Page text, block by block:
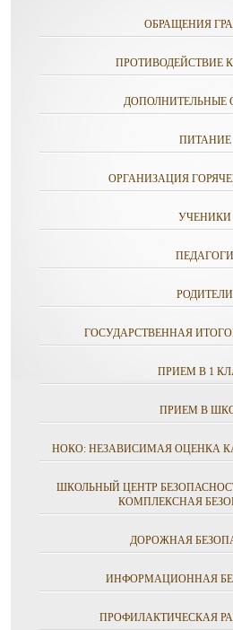
ОБРАЩЕНИЯ
ПРОТИВОДЕЙСТВИЕ
ДОПОЛНИТЕЛЬНЫЕ
ПИТАНИЕ
ОРГАНИЗАЦИЯ
УЧЕНИКИ
ПЕДАГОГИ
РОДИТЕЛИ
ГОСУДАРСТВЕННАЯ
ПРИЕМ В 1
ПРИЕМ В
НОКО: НЕЗАВИСИМАЯ ОЦЕНКА
ШКОЛЬНЫЙ ЦЕНТР
КОМПЛЕКСНАЯ
ДОРОЖНАЯ
ИНФОРМАЦИОННАЯ
ПРОФИЛАКТИЧЕСКАЯ